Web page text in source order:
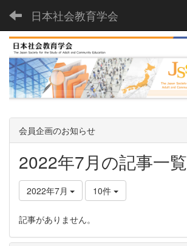
日本社会教育学会
会員企画のお知らせ
2022年7月の記事一覧
2022年7月 10件
記事がありません。